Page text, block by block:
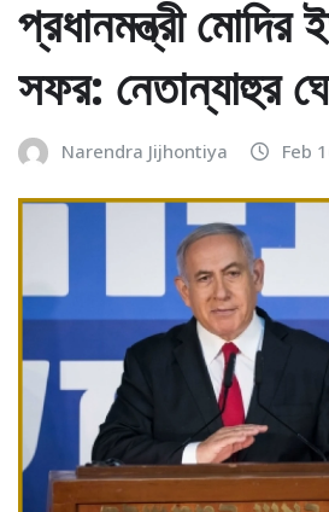
প্রধানমন্ত্রী মোদির
সফর: নেতান্যাহুর
Narendra Jijhontiya Feb